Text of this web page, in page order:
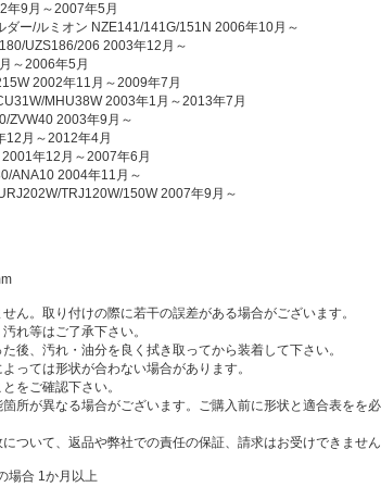
年9月～2007年5月
ダー/ルミオン NZE141/141G/151N 2006年10月～
UZS186/206 2003年12月～
～2006年5月
2002年11月～2009年7月
MHU38W 2003年1月～2013年7月
ZVW40 2003年9月～
12月～2012年4月
2001年12月～2007年6月
ANA10 2004年11月～
TRJ120W/150W 2007年9月～
ん。取り付けの際に若干の誤差がある場合がございます。
れ等はご了承下さい。
後、汚れ・油分を良く拭き取ってから装着して下さい。
っては形状が合わない場合があります。
をご確認下さい。
所が異なる場合がございます。ご購入前に形状と適合表をを
ついて、返品や弊社での責任の保証、請求はお受けできません
場合 1か月以上